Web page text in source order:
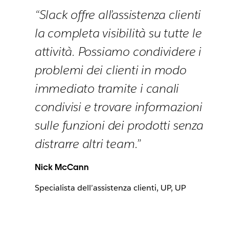
“Slack offre all’assistenza clienti
la completa visibilità su tutte le
attività. Possiamo condividere i
problemi dei clienti in modo
immediato tramite i canali
condivisi e trovare informazioni
sulle funzioni dei prodotti senza
distrarre altri team.”
Nick McCann
Specialista dell’assistenza clienti, UP, UP